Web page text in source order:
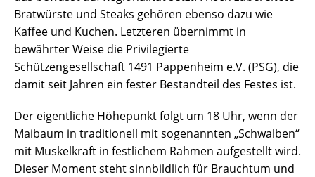
Bratwürste und Steaks gehören ebenso dazu wie
Kaffee und Kuchen. Letzteren übernimmt in
bewährter Weise die Privilegierte
Schützengesellschaft 1491 Pappenheim e.V. (PSG), die
damit seit Jahren ein fester Bestandteil des Festes ist.
Der eigentliche Höhepunkt folgt um 18 Uhr, wenn der
Maibaum in traditionell mit sogenannten „Schwalben“
mit Muskelkraft in festlichem Rahmen aufgestellt wird.
Dieser Moment steht sinnbildlich für Brauchtum und